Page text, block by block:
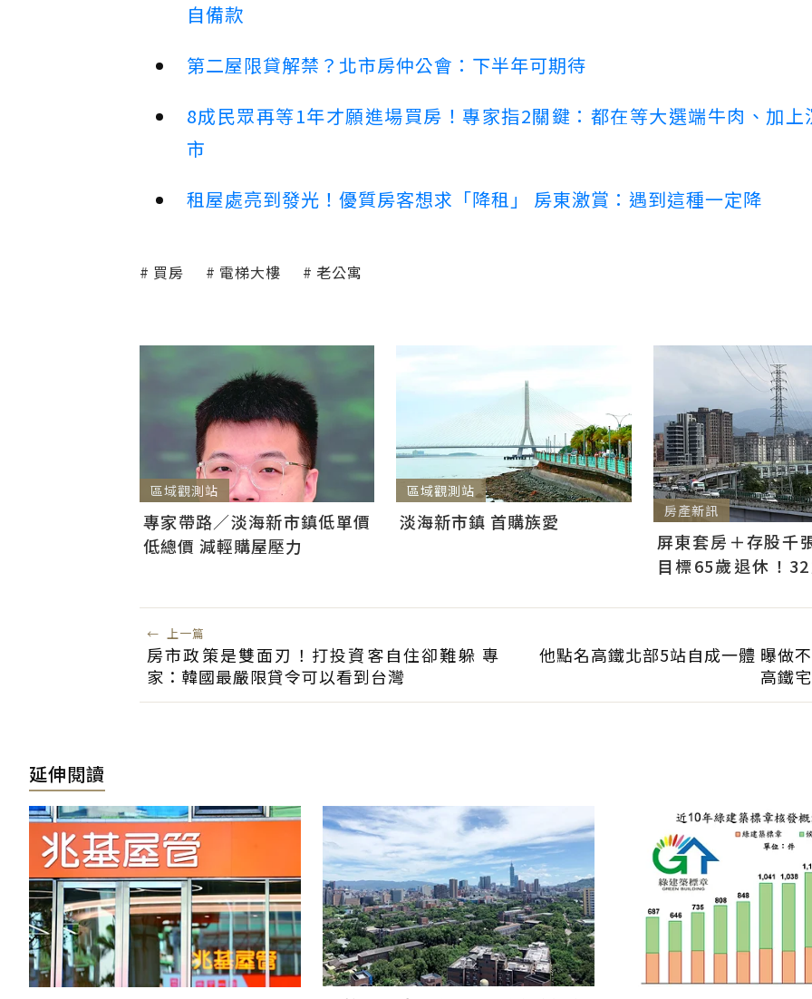
自備款
第二屋限貸解禁？北市房仲公會：下半年可期待
8成民眾再等1年才願進場買房！專家指2關鍵：都在等大選端牛肉、加上
市
租屋處亮到發光！優質房客想求「降租」 房東激賞：遇到這種一定降
買房 電梯大樓 老公寓
區域觀測站
專家帶路／淡海新市鎮低單價
低總價 減輕購屋壓力
區域觀測站
淡海新市鎮 首購族愛 房產新訊
屏東套房＋存股千
目標65歲退休！
← 上一篇
房市政策是雙面刃！打投資客自住卻難躲 專
家：韓國最嚴限貸令可以看到台灣
他點名高鐵北部5站自成一體 曝做
高鐵
延伸閱讀